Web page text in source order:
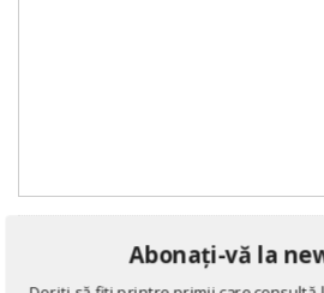
DE ACELAȘI AUTORAbonați-vă la